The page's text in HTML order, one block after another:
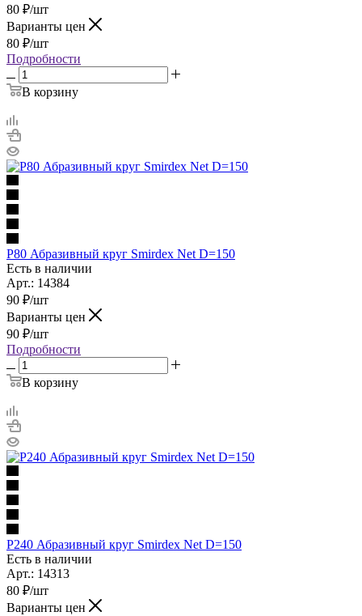
80 ₽/шт
Варианты цен
80 ₽/шт
Подробности
В корзину
P80 Абразивный круг Smirdex Net D=150
Есть в наличии
Арт.: 14384
90 ₽/шт
Варианты цен
90 ₽/шт
Подробности
В корзину
P240 Абразивный круг Smirdex Net D=150
Есть в наличии
Арт.: 14313
80 ₽/шт
Варианты цен